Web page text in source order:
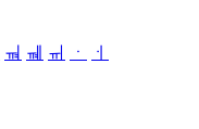
ㆊ ㆋ ㆌ ㆍ
ㆎ